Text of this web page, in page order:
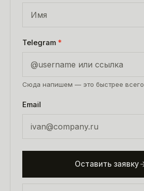
Telegram *
Сюда напишем — это быстрее всего
Email
Оставить заявку